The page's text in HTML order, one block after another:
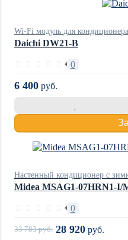
Wi-Fi модуль для кондиционера
Daichi DW21-B
0
6 400 руб.
Настенный кондиционер с
Midea MSAG1-07HRN1-I/
0
33 783руб. 28 920 руб.